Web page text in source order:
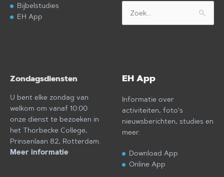
Bijbelstudies
EH App
naar:
Zondagsdiensten
U bent elke zondag van
welkom om vanaf 10:00
onze dienst te bezoeken in
het Thorbecke College,
Prinsenlaan 82, Rotterdam.
Meer informatie
EH App
Informatie over
activiteiten, foto's
nieuwsberichten, studies en
meer.
Download App
Online App